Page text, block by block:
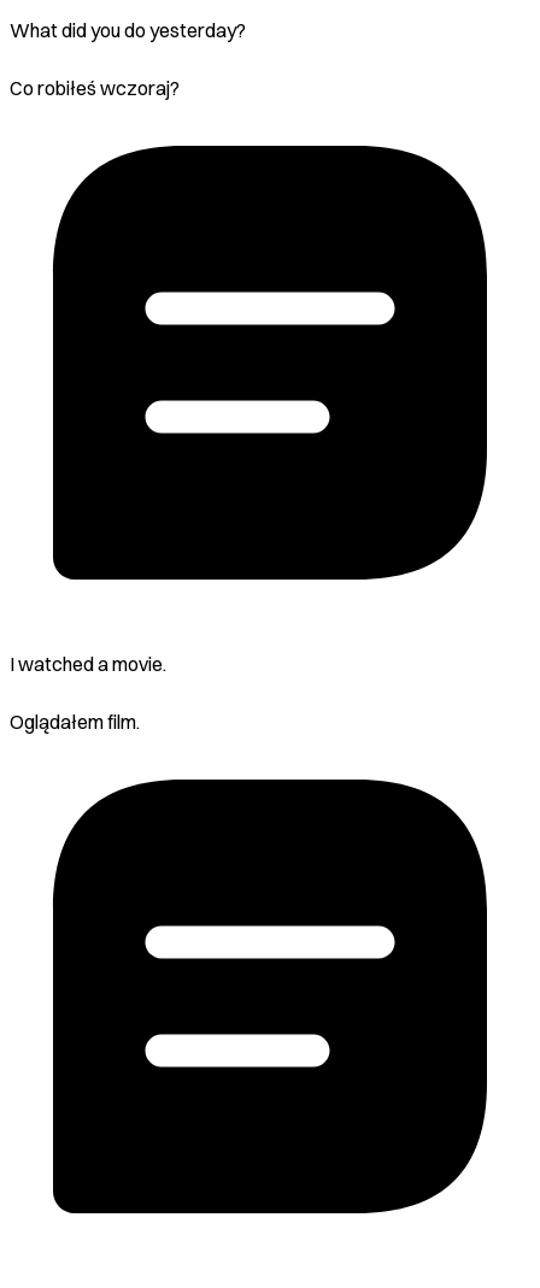
What did you do yesterday?
Co robiłeś wczoraj?
I watched a movie.
Oglądałem film.